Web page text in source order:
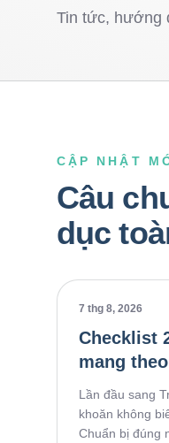
Tin tức, hướng
CẬP NHẬT
Câu
dục
7 thg 8, 2026
Checklist
mang
Lần đầu sang
khoăn không
Chuẩn bị đúng